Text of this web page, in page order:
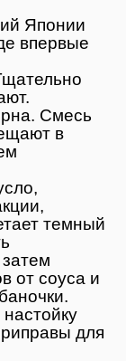
Японии
впервые
Смесь
в
темный
от соуса и
для